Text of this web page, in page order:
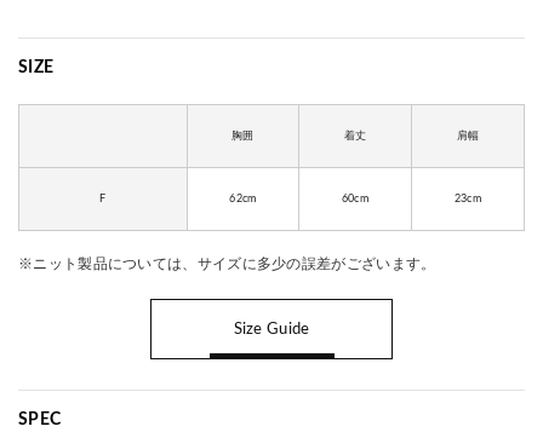
SIZE
胸囲 着丈 肩幅
F 62cm 60cm 23cm
※ニット製品については、サイズに多少の誤差がございます。
Size Guide
SPEC